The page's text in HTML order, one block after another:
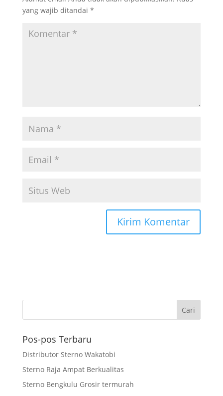
yang wajib ditandai *
Pos-pos Terbaru
Distributor Sterno Wakatobi
Sterno Raja Ampat Berkualitas
Sterno Bengkulu Grosir termurah